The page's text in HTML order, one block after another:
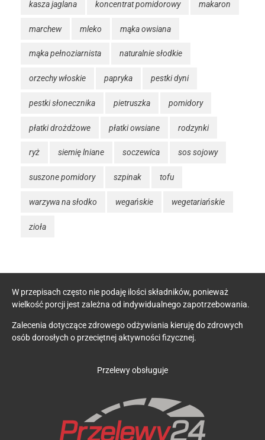
kasza jaglana koncentrat pomidorowy makaron
marchew mleko mąka owsiana
mąka pełnoziarnista naturalnie słodkie
orzechy włoskie papryka pestki dyni
pestki słonecznika pietruszka pomidory
płatki drożdżowe płatki owsiane rodzynki
ryż siemię lniane soczewica sos sojowy
suszone pomidory szpinak tofu
warzywa na słodko wegańskie wegetariańskie
zioła
W przepisach często nie podaję ilości składników, ponieważ
wielkość porcji jest zależna od indywidualnego zapotrzebowania.
Zalecenia dotyczące zdrowego odżywiania kieruję do zdrowych
osób dorosłych o przeciętnej aktywności fizycznej.
Przelewy obsługuje